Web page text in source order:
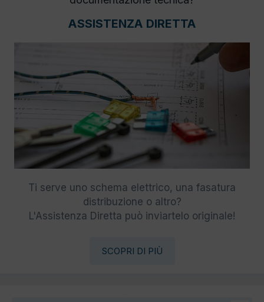
ASSISTENZA DIRETTA
Ti serve uno schema elettrico, una fasatura
distribuzione o altro?
L'Assistenza Diretta può inviartelo originale!
SCOPRI DI PIÙ